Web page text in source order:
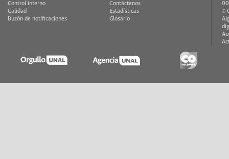
Control interno
Calidad
Buzón de notificaciones
Contáctenos
Estadísticas
Glosario
©